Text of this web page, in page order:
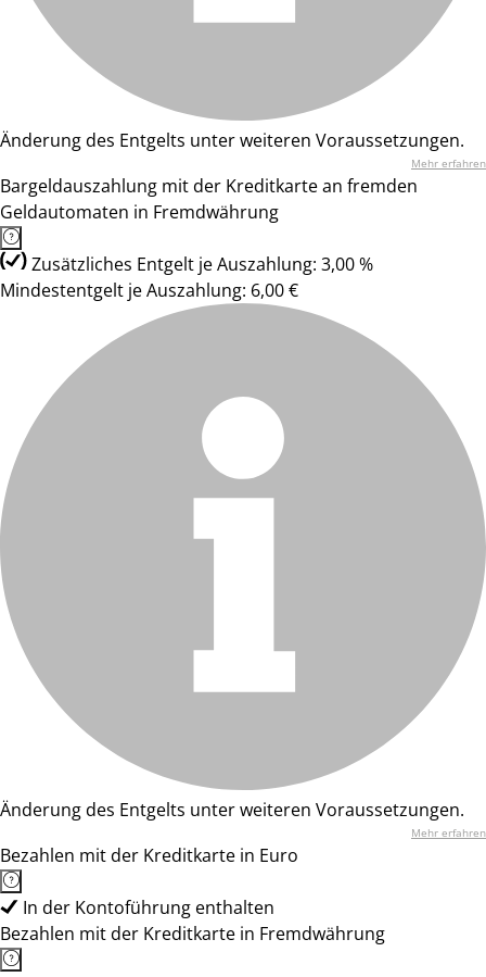
Änderung des Entgelts unter weiteren Voraussetzungen.
Mehr erfahren
Bargeldauszahlung mit der Kreditkarte an fremden
Geldautomaten in Fremdwährung
Zusätzliches Entgelt je Auszahlung: 3,00 %
Mindestentgelt je Auszahlung: 6,00 €
Änderung des Entgelts unter weiteren Voraussetzungen.
Mehr erfahren
Bezahlen mit der Kreditkarte in Euro
In der Kontoführung enthalten
Bezahlen mit der Kreditkarte in Fremdwährung